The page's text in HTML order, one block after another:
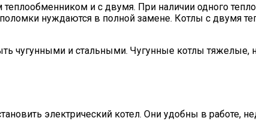
и с двумя. При наличии одного
нуждаются в полной замене. Котлы с двумя
чугунными и стальными. Чугунные котлы
электрический котел. Они удобны в работе,